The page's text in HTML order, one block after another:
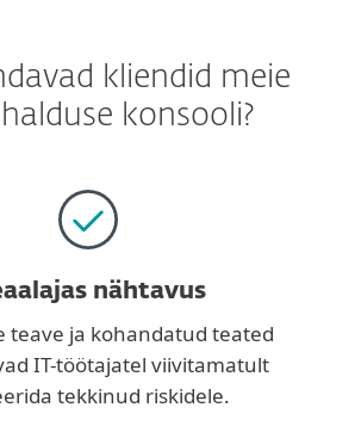
kliendid meie
konsooli?
nähtavus
teave ja kohandatud teated
IT-töötajatel viivitamatult
tekkinud riskidele.